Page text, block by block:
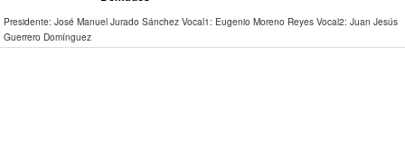
Presidente: José Manuel Jurado Sánchez Vocal1: Eugenio Moreno Reyes Vocal2: Juan Jesús
Guerrero Domínguez